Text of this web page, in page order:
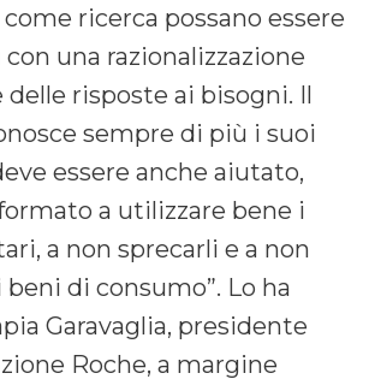
ricerca possano essere
una razionalizzazione
risposte ai bisogni. Il
sempre di più i suoi
essere anche aiutato,
a utilizzare bene i
a non sprecarli e a non
di consumo”. Lo ha
Garavaglia, presidente
Roche, a margine